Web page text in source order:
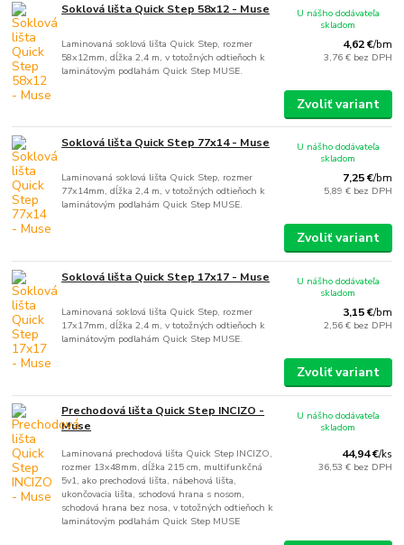
Soklová lišta Quick Step 58x12 - Muse
Laminovaná soklová lišta Quick Step, rozmer
58x12mm, dĺžka 2,4 m, v totožných odtieňoch k
laminátovým podlahám Quick Step MUSE.
4,62 €/bm
3,76 € bez DPH
U nášho dodávateľa
skladom
Zvoliť variant
Soklová lišta Quick Step 77x14 - Muse
Laminovaná soklová lišta Quick Step, rozmer
77x14mm, dĺžka 2,4 m, v totožných odtieňoch k
laminátovým podlahám Quick Step MUSE.
7,25 €/bm
5,89 € bez DPH
U nášho dodávateľa
skladom
Zvoliť variant
Soklová lišta Quick Step 17x17 - Muse
Laminovaná soklová lišta Quick Step, rozmer
17x17mm, dĺžka 2,4 m, v totožných odtieňoch k
laminátovým podlahám Quick Step MUSE.
3,15 €/bm
2,56 € bez DPH
U nášho dodávateľa
skladom
Zvoliť variant
Prechodová lišta Quick Step INCIZO -
Muse
Laminovaná prechodová lišta Quick Step INCIZO,
rozmer 13x48mm, dĺžka 215 cm, multifunkčná
5v1, ako prechodová lišta, nábehová lišta,
ukončovacia lišta, schodová hrana s nosom,
schodová hrana bez nosa, v totožných odtieňoch k
laminátovým podlahám Quick Step MUSE
44,94 €/ks
36,53 € bez DPH
U nášho dodávateľa
skladom